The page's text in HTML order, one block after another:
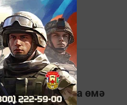
зиратында өмә